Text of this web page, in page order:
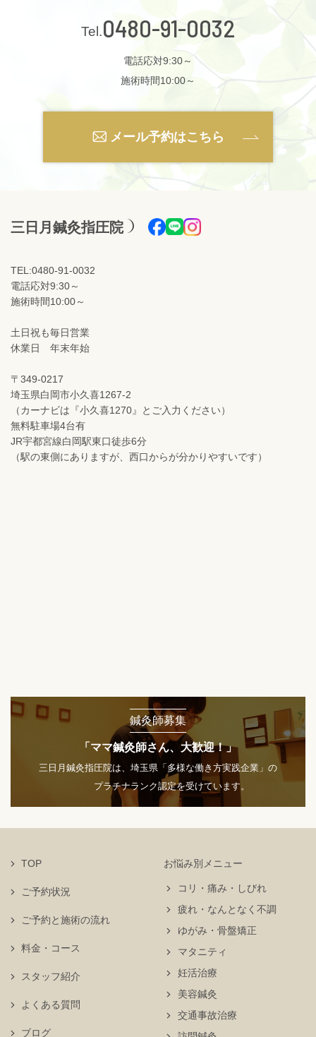
0480-91-0032
電話応対9:30～
施術時間10:00～
メール予約はこちら
三日月鍼灸指圧院
TEL:0480-91-0032
電話応対9:30～
施術時間10:00～
土日祝も毎日営業
休業日 年末年始
〒349-0217
埼玉県白岡市小久喜1267-2
（カーナビは『小久喜1270』とご入力ください）
無料駐車場4台有
JR宇都宮線白岡駅東口徒歩6分
（駅の東側にありますが、西口からが分かりやすいです）
鍼灸師募集
「ママ鍼灸師さん、大歓迎！」
三日月鍼灸指圧院は、埼玉県「多様な働き方実践企業」の
プラチナランク認定を受けています。
TOP
ご予約状況
お悩み別メニュー
コリ・痛み・しびれ
疲れ・なんとなく不調
ゆがみ・骨盤矯正
マタニティ
妊活治療
美容鍼灸
交通事故治療
ご予約と施術の流れ
料金・コース
スタッフ紹介
よくある質問
ブログ